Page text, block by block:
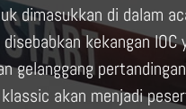
dimasukkan di dalam
kekangan
gelanggang
akan menjadi